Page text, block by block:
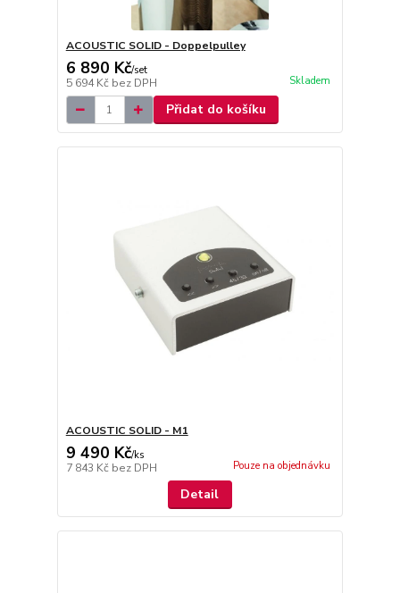
ACOUSTIC SOLID - Doppelpulley
6 890 Kč/set
5 694 Kč bez DPH Skladem
Přidat do košíku
ACOUSTIC SOLID - M1
9 490 Kč/ks
7 843 Kč bez DPH Pouze na objednávku
Detail